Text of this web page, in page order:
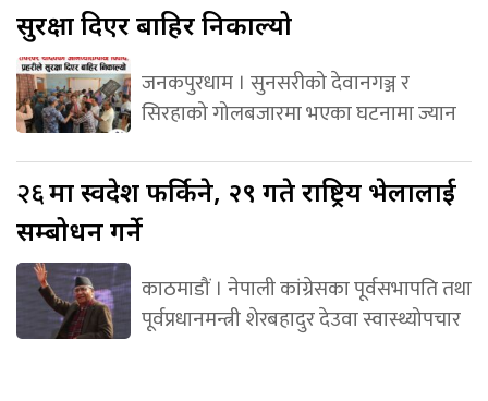
सुरक्षा दिएर बाहिर निकाल्यो
जनकपुरधाम । सुनसरीको देवानगञ्ज र
सिरहाको गोलबजारमा भएका घटनामा ज्यान
२६मा स्वदेश फर्किने, २९ गते राष्ट्रिय भेलालाई
सम्बोधन गर्ने
काठमाडौं । नेपाली कांग्रेसका पूर्वसभापति तथा
पूर्वप्रधानमन्त्री शेरबहादुर देउवा स्वास्थ्योपचार